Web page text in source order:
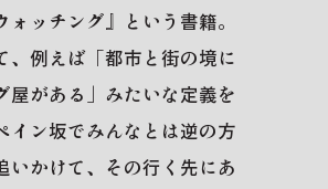
ッチング』という書籍。
、例えば「都市と街の境に
屋がある」みたいな定義を
イン坂でみんなとは逆の方
いかけて、その行く先にあ